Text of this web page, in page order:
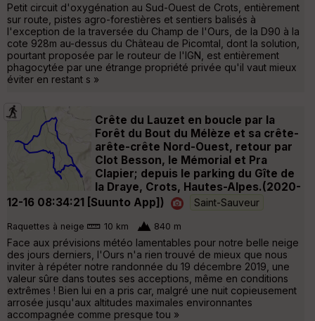
Petit circuit d'oxygénation au Sud-Ouest de Crots, entièrement
sur route, pistes agro-forestières et sentiers balisés à
l'exception de la traversée du Champ de l'Ours, de la D90 à la
cote 928m au-dessus du Château de Picomtal, dont la solution,
pourtant proposée par le routeur de l'IGN, est entièrement
phagocytée par une étrange propriété privée qu'il vaut mieux
éviter en restant s »
Crête du Lauzet en boucle par la
Forêt du Bout du Mélèze et sa crête-
arête-crête Nord-Ouest, retour par
Clot Besson, le Mémorial et Pra
Clapier; depuis le parking du Gîte de
la Draye, Crots, Hautes-Alpes.(2020-
12-16 08:34:21 [Suunto App])
Saint-Sauveur
Raquettes à neige 10 km 840 m
Face aux prévisions météo lamentables pour notre belle neige
des jours derniers, l'Ours n'a rien trouvé de mieux que nous
inviter à répéter notre randonnée du 19 décembre 2019, une
valeur sûre dans toutes ses acceptions, même en conditions
extrêmes ! Bien lui en a pris car, malgré une nuit copieusement
arrosée jusqu'aux altitudes maximales environnantes
accompagnée comme presque tou »